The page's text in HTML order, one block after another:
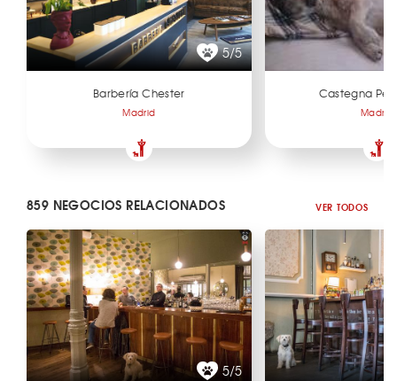
5/5
Barbería Chester
Madrid
Castegna
Madrid
859 NEGOCIOS RELACIONADOS VER TODOS
5/5